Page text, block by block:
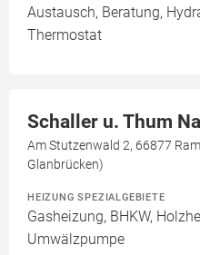
Austausch, Beratung,
Thermostat
Schaller u. Thum
Am Stutzenwald 2, 66877
Glanbrücken)
HEIZUNG SPEZIALGEBIETE
Gasheizung, BHKW,
Umwälzpumpe